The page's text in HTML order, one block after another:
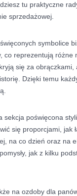
tu praktyczne
sprzedażowej.
symbolice
co reprezentują różne
się za
Dzięki temu
poświęcona
się proporcjami, jak
na co dzień oraz na
jak z kilku
na ozdoby dla